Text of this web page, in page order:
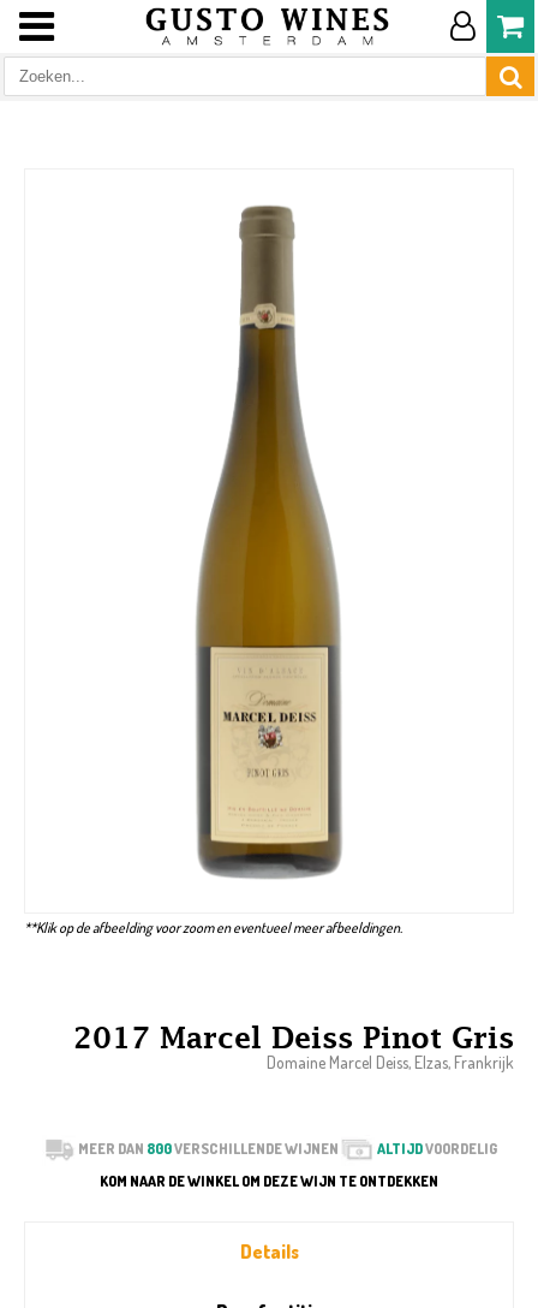
**Klik op de afbeelding voor zoom en eventueel meer afbeeldingen.
2017 Marcel Deiss Pinot Gris
Domaine Marcel Deiss, Elzas, Frankrijk
MEER DAN 800VERSCHILLENDE WIJNEN ALTIJDVOORDELIG
KOM NAAR DE WINKEL OM DEZE WIJN TE ONTDEKKEN
Details